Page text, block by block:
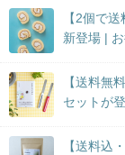
【2個で
新登場 |
【送料無
セットが
【送料込